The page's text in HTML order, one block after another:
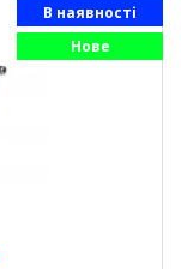
В наявності
Нове